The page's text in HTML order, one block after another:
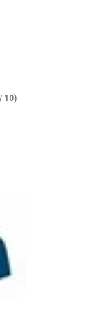
10)